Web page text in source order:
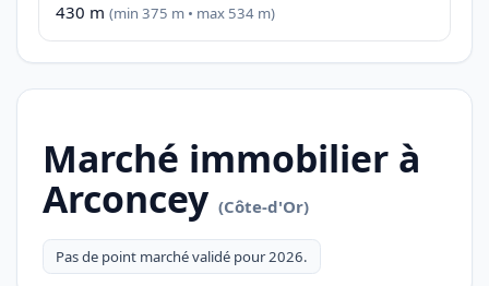
430 m (min 375 m • max 534 m)
Marché immobilier à
Arconcey (Côte-d'Or)
Pas de point marché validé pour 2026.